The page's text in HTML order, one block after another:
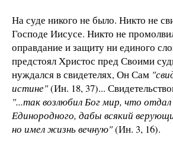
На суде никого не было. Никто не
Господе Иисусе. Никто не
оправдание и защиту ни единого
предстоял Христос пред Своими
нуждался в свидетелях, Он Сам
истине"(Ин. 18, 37)...
"...так возлюбил Бог мир, что
Единородного, дабы всякий
но имел жизнь вечную"(Ин. 3, 16).